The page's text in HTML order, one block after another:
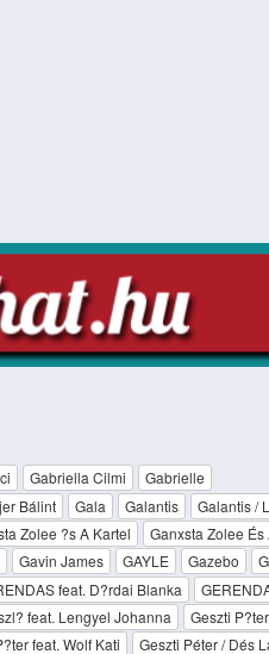
Gabriella Cilmi
Gabrielle
Bálint Gala Galantis
Galantis /
Zolee ?s A Kartel Ganxsta Zolee És
Gavin James GAYLE Gazebo
feat. D?rdai Blanka
feat. Lengyel Johanna
Geszti
feat. Wolf Kati Geszti Péter / Dés